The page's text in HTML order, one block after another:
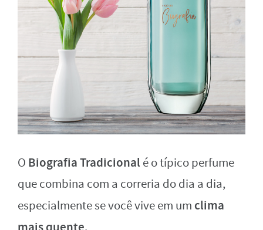
O Biografia Tradicional é o típico perfume
que combina com a correria do dia a dia,
especialmente se você vive em um clima